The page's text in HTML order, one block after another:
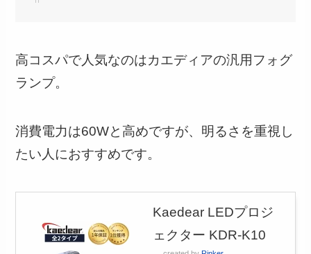
高コスパで人気なのはカエディアの汎用フォグ
ランプ。
消費電力は60Wと高めですが、明るさを重視し
たい人におすすめです。
Kaedear LEDプロジ
ェクター KDR-K10